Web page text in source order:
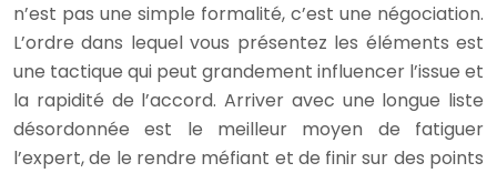
n’est pas une simple formalité, c’est une négociation.
L’ordre dans lequel vous présentez les éléments est
une tactique qui peut grandement influencer l’issue et
la rapidité de l’accord. Arriver avec une longue liste
désordonnée est le meilleur moyen de fatiguer
l’expert, de le rendre méfiant et de finir sur des points